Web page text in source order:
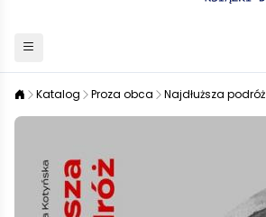
Katalog Proza obca Najdłuższa podróż